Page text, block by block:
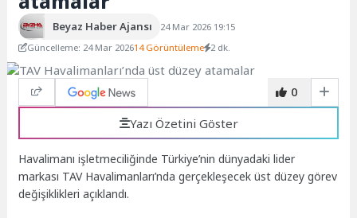
Beyaz Haber Ajansı
24 Mar 2026 19:15
Güncelleme: 24 Mar 202614 Görüntüleme 2 dk.
0
Yazı Özetini Göster
Havalimanı işletmeciliğinde Türkiye’nin dünyadaki lider
markası TAV Havalimanları’nda gerçekleşecek üst düzey görev
değişiklikleri açıklandı.